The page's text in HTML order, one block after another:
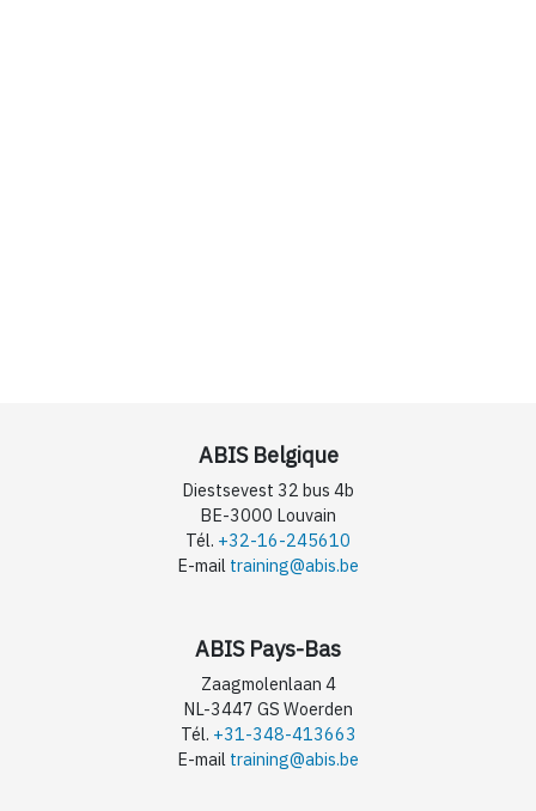
ABIS Belgique
Diestsevest 32 bus 4b
BE-3000 Louvain
Tél. +32-16-245610
E-mail training@abis.be
ABIS Pays-Bas
Zaagmolenlaan 4
NL-3447 GS Woerden
Tél. +31-348-413663
E-mail training@abis.be